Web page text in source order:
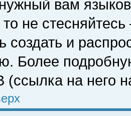
вам
то не
создать и
Более
(ссылка на него